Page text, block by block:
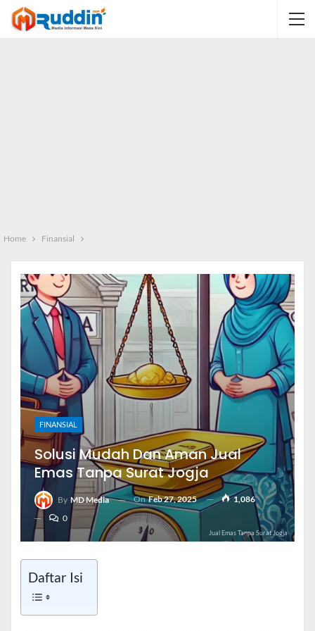
Home Finansial
FINANSIAL
Solusi Mudah Dan Aman Jual
Emas Tanpa Surat Jogja
By MD Media OnFeb 27, 2025
1,086
0
Jual Emas Tanpa Surat Jogja
Daftar Isi